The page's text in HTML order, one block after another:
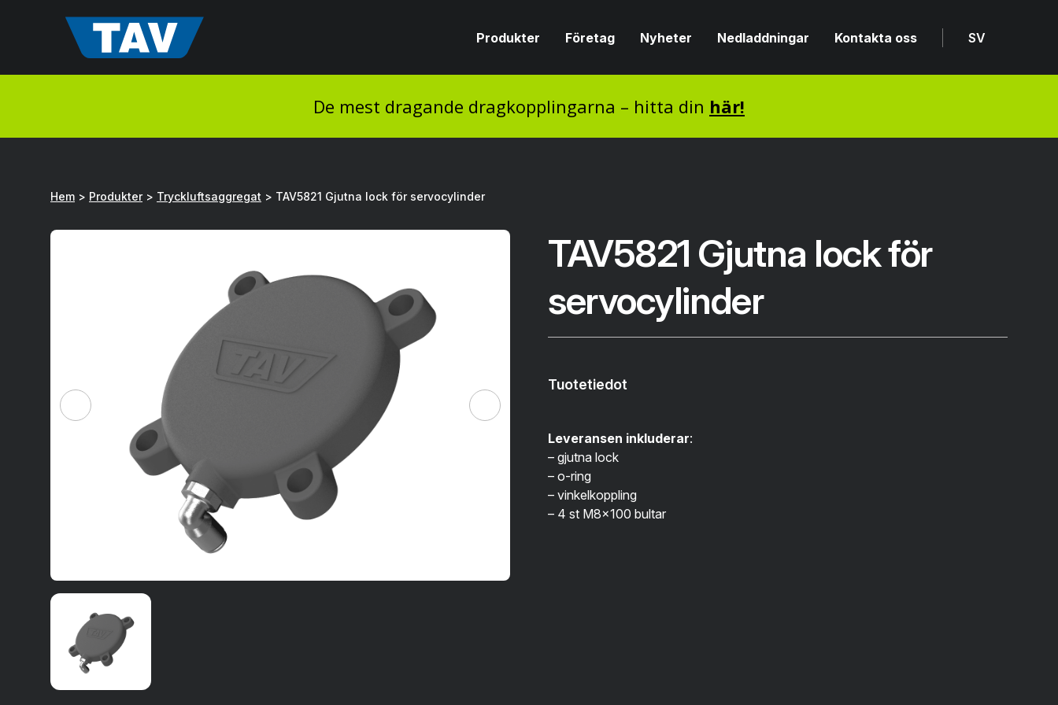
Produkter Företag Nyheter Nedladdningar Kontakta oss SV
De mest dragande dragkopplingarna – hitta din här!
Hem > Produkter> Tryckluftsaggregat > TAV5821 Gjutna lock för servocylinder
TAV5821 Gjutna lock för
servocylinder
Tuotetiedot
Leveransen inkluderar:
– gjutna lock
– o-ring
– vinkelkoppling
– 4 st M8x100 bultar